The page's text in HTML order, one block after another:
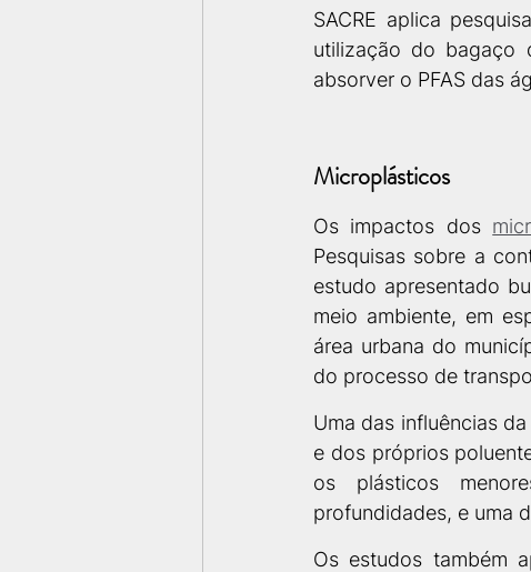
SACRE aplica
utilização do bagaço
absorver o PFAS das
Microplásticos
Os impactos dos
Pesquisas sobre a
estudo apresentado
meio ambiente, em
área urbana do
do processo de
Uma das influências
e dos próprios
os plásticos
profundidades, e uma
Os estudos também